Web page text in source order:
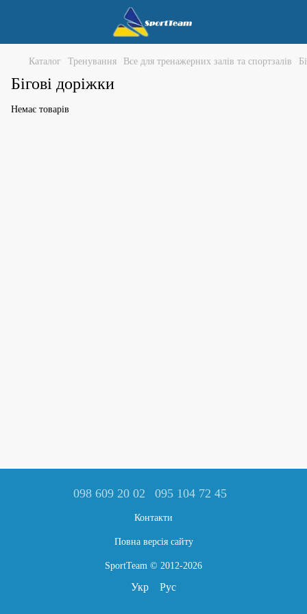
Каталог Тренування Все для тренажерних залів та спортзалів
Бігові доріжки
Немає товарів
098 609 20 02 095 104 72 45
Контакти
Повна версія сайту
SportTeam © 2012-2026
Укр Рус